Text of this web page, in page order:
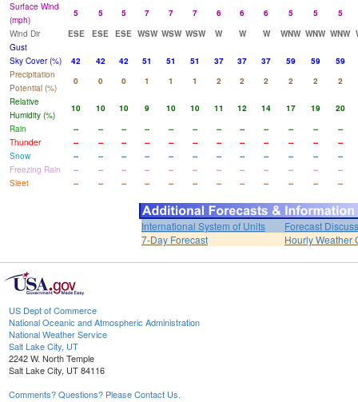
Surface Wind
(mph)
5 5 5 7 7 7 6 6 6 5 5
5
Wind Dir
ESE ESE ESE WSW WSW WSW W W W WNW WNW WNW
Gust
Sky Cover (%)
42 42 42 51 51 51 37 37 37 59 59
59
Precipitation
Potential (%)
0 0 0 1 1 1 2 2 2 2 2
2
Relative
Humidity (%)
10 10 10 9 10 10 11 12 14 17 19
20
Rain
-- -- -- -- -- -- -- -- -- -- --
--
Thunder
-- -- -- -- -- -- -- -- -- -- --
--
Snow
-- -- -- -- -- -- -- -- -- -- --
--
Freezing Rain
-- -- -- -- -- -- -- -- -- -- --
--
Sleet
-- -- -- -- -- -- -- -- -- -- -- --
International System of Units
Forecast
7-Day Forecast
Hourly Weather
US Dept of Commerce
National Oceanic and Atmospheric Administration
National Weather Service
Salt Lake City, UT
2242 W. North Temple
Salt Lake City, UT 84116
Comments? Questions? Please Contact Us.